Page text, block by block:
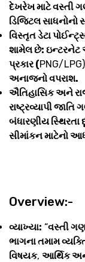
દેખરેખ માટે વસ્તી
ડિજિટલ
વિસ્તૃત ડેટા
શામેલ છે:
પ્રકાર (PNG/
અનાજનો વપરાશ.
ઐતિહાસિક અને
રાષ્ટ્રવ્યાપી જાતિ
બંધારણીય સ્થિરતા
સીમાંકન માટેનો
Overview:-
વ્યાખ્યા: “વસ્તી
ભાગના તમામ
વિષયક, આર્થિક